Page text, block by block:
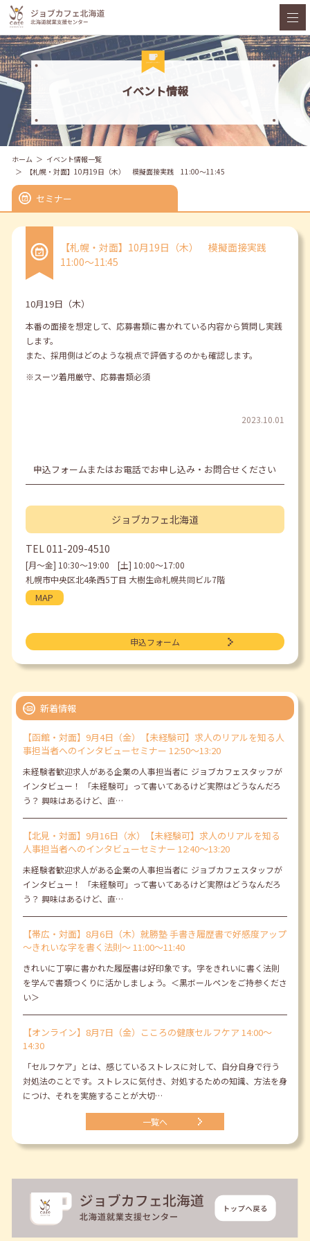
イベント情報
ホーム
イベント情報一覧
【札幌・対面】10月19日（木） 模擬面接実践 11:00～11:45
セミナー
【札幌・対面】10月19日（木） 模擬面接実践
11:00～11:45
10月19日（木）
本番の面接を想定して、応募書類に書かれている内容から質問し実践
します。
また、採用側はどのような視点で評価するのかも確認します。
※スーツ着用厳守、応募書類必須
2023.10.01
申込フォームまたはお電話でお申し込み・お問合せください
ジョブカフェ北海道
TEL011-209-4510
[月〜金] 10:30〜19:00 [土] 10:00〜17:00
札幌市中央区北4条西5丁目 大樹生命札幌共同ビル7階
MAP
申込フォーム
新着情報
【函館・対面】9月4日（金）【未経験可】求人のリアルを知る人
事担当者へのインタビューセミナー 12:50～13:20
未経験者歓迎求人がある企業の人事担当者に ジョブカフェスタッフが
インタビュー！ 「未経験可」って書いてあるけど実際はどうなんだろ
う？ 興味はあるけど、直…
【北見・対面】9月16日（水）【未経験可】求人のリアルを知る
人事担当者へのインタビューセミナー 12:40～13:20
未経験者歓迎求人がある企業の人事担当者に ジョブカフェスタッフが
インタビュー！ 「未経験可」って書いてあるけど実際はどうなんだろ
う？ 興味はあるけど、直…
【帯広・対面】8月6日（木）就勝塾 手書き履歴書で好感度アップ
～きれいな字を書く法則～ 11:00～11:40
きれいに丁寧に書かれた履歴書は好印象です。字をきれいに書く法則
を学んで書類つくりに活かしましょう。＜黒ボールペンをご持参くださ
い＞
【オンライン】8月7日（金）こころの健康セルフケア 14:00～
14:30
「セルフケア」とは、感じているストレスに対して、自分自身で行う
対処法のことです。ストレスに気付き、対処するための知識、方法を身
につけ、それを実施することが大切…
一覧へ